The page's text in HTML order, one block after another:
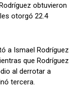
obtuvieron
otorgó 22.4
a Ismael Rodríguez
que Rodríguez
al derrotar a
tercera.